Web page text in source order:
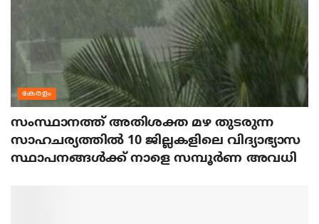
കേരളം
സംസ്ഥാനത്ത് അതിശക്ത മഴ തുടരുന്ന
സാഹചര്യത്തിൽ 10 ജില്ലകളിലെ വിദ്യാഭ്യാസ
സ്ഥാപനങ്ങൾക്ക് നാളെ സമ്പൂർണ അവധി